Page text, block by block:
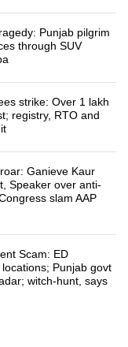
Punjab pilgrim
through SUV
strike: Over 1 lakh
registry, RTO and
Ganieve Kaur
Speaker over anti-
slam AAP
Scam: ED
Punjab govt
witch-hunt, says